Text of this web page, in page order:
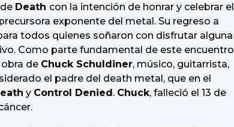
Death con la intención de honrar y celebrar el
exponente del metal. Su regreso a
todos quienes soñaron con disfrutar alguna
Como parte fundamental de este encuentro
de Chuck Schuldiner, músico, guitarrista,
el padre del death metal, que en el
y Control Denied. Chuck, falleció el 13 de